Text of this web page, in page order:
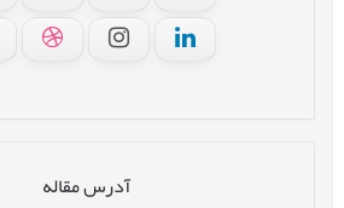
آدرس مقاله